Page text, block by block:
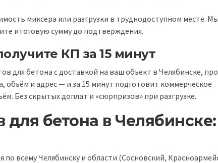
миксера или разгрузки в труднодоступном месте.
итоговую сумму до подтверждения.
КП за 15 минут
для бетона с доставкой на ваш объект в Челябинске,
и адрес — и за 15 минут подготовит коммерческое
Без скрытых доплат и «сюрпризов» при разгрузке.
бетона в Челябинске:
всему Челябинску и области (Сосновский,